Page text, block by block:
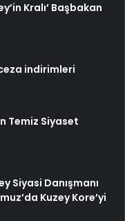
Kralı’ Başbakan
indirimleri
Temiz Siyaset
Siyasi Danışmanı
Kuzey Kore’yi